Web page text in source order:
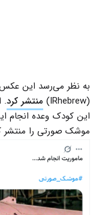
به نظر می‌رسد این عکس
(IRhebrew)
منتشر کرد.
این کودک وعده انجام
موشک صورتی را منتشر